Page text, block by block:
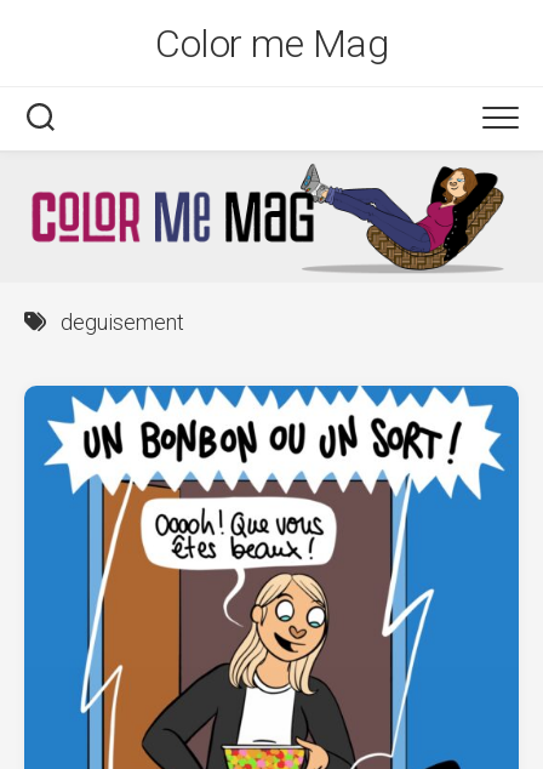
Color me Mag
deguisement